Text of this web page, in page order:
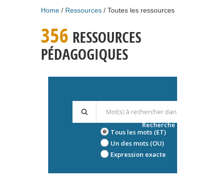
Home Ressources Toutes les ressources
356 RESSOURCES
PÉDAGOGIQUES
Tous les mots (ET)
Un des mots (OU)
Expression exacte
Recherche avancée